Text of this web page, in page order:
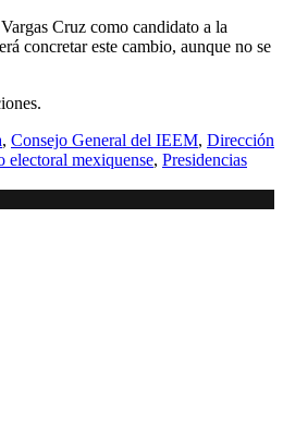
Cruz como candidato a la
concretar este cambio, aunque no se
, Consejo General del IEEM, Dirección
electoral mexiquense, Presidencias